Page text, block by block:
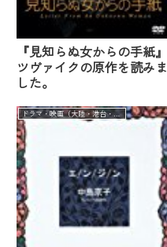
『見知らぬ女からの手紙』
ツヴァイクの原作を読みま
した。
ドラマ・映画（大陸・港台・華流）